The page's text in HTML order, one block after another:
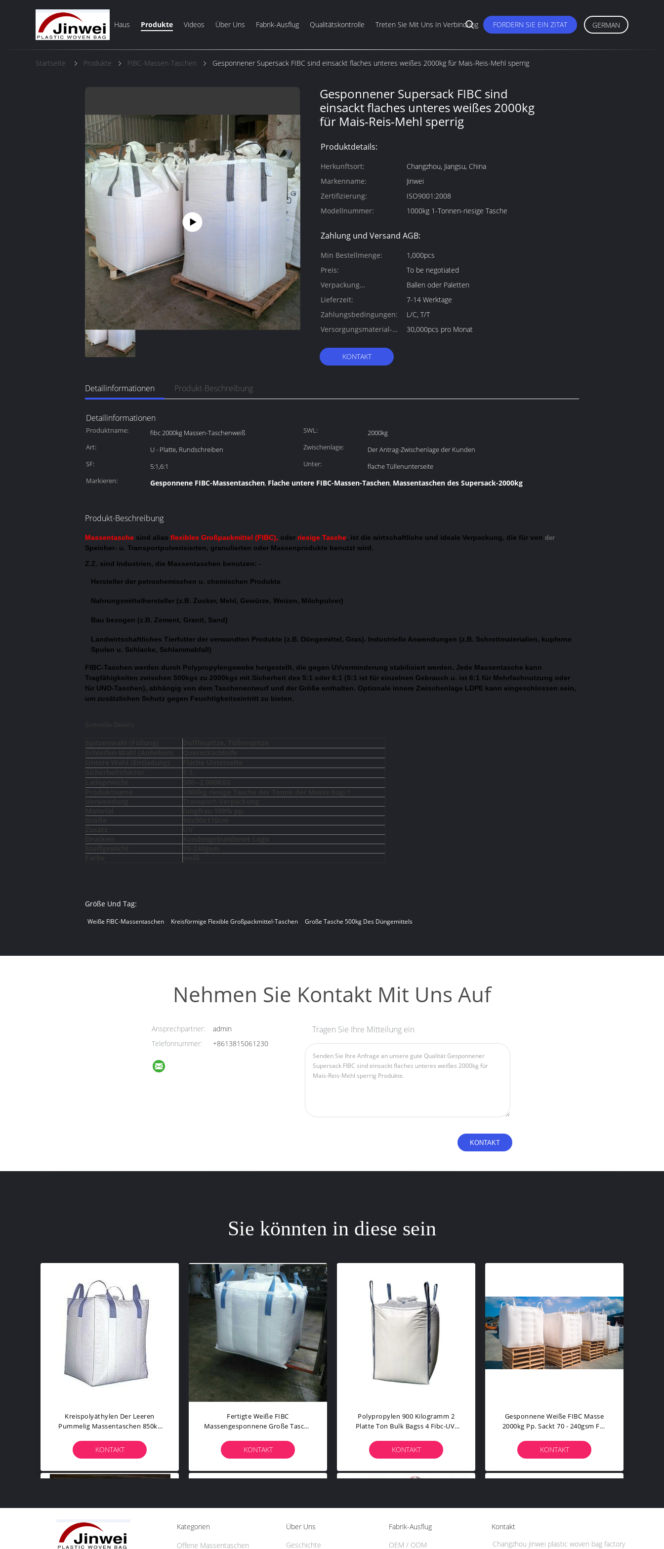
Haus Produkte Videos Über Uns Fabrik-Ausflug Qualitätskontrolle Treten Sie Mit Uns In Verbindung FORDERN SIE EIN ZITAT GERMAN
Startseite Produkte FIBC-Massen-Taschen Gesponnener Supersack FIBC sind einsackt flaches unteres weißes 2000kg für Mais-Reis-Mehl sperrig
Gesponnener Supersack FIBC sind
einsackt flaches unteres weißes 2000kg
für Mais-Reis-Mehl sperrig
Produktdetails:
Herkunftsort:
Changzhou, Jiangsu, China
Markenname:
Jinwei
Zertifizierung:
ISO9001:2008
Modellnummer:
1000kg 1-Tonnen-riesige Tasche
Zahlung und Versand AGB:
Min Bestellmenge:
1,000pcs
Preis:
To be negotiated
Verpackung
Informationen:
Ballen oder Paletten
Lieferzeit:
7-14 Werktage
Zahlungsbedingungen:
L/C, T/T
Versorgungsmaterial-
30,000pcs pro Monat
KONTAKT
Detailinformationen Produkt-Beschreibung
Detailinformationen
Produktname: fibc 2000kg Massen-Taschenweiß SWL:
2000kg
Art:
U - Platte, Rundschreiben Zwischenlage:
Der Antrag-Zwischenlage der Kunden
SF:
5:1,6:1 Unter:
flache Tüllenunterseite
Markieren:
Gesponnene FIBC-Massentaschen, Flache untere FIBC-Massen-Taschen, Massentaschen des Supersack-2000kg
Produkt-Beschreibung
Massentasche sind alias flexibles Großpackmittel (FIBC), oder riesige Tasche, ist die wirtschaftliche und ideale Verpackung, die für von der
Speicher- u. Transportpulverisierten, granulierten oder Massenprodukte benutzt wird.
Z.Z. sind Industrien, die Massentaschen benutzen: -
Hersteller der petrochemischen u. chemischen Produkte
Nahrungsmittelhersteller (z.B. Zucker, Mehl, Gewürze, Weizen, Milchpulver)
Bau bezogen (z.B. Zement, Granit, Sand)
Landwirtschaftliches Tierfutter der verwandten Produkte (z.B. Düngemittel, Gras). Industrielle Anwendungen (z.B. Schrottmaterialien, kupferne
Spulen u. Schlacke, Schlammabfall)
FIBC-Taschen werden durch Polypropylengewebe hergestellt, die gegen UVverminderung stabilisiert werden. Jede Massentasche kann
Tragfähigkeiten zwischen 500kgs zu 2000kgs mit Sicherheit des 5:1 oder 6:1 (5:1 ist für einzelnen Gebrauch u. ist 6:1 für Mehrfachnutzung oder
für UNO-Taschen), abhängig von dem Taschenentwurf und der Größe enthalten. Optionale innere Zwischenlage LDPE kann eingeschlossen sein,
um zusätzlichen Schutz gegen Feuchtigkeitseintritt zu bieten.
Größe Und Tag:
Weiße FIBC-Massentaschen Kreisförmige Flexible Großpackmittel-Taschen Große Tasche 500kg Des Düngemittels
Nehmen Sie Kontakt Mit Uns Auf
Ansprechpartner:
admin
Telefonnummer:
+8613815061230
Tragen Sie Ihre Mitteilung ein
Sie könnten in diese sein
Kreispolyäthylen Der Leeren
Pummelig Massentaschen 850kg
KONTAKT
Fertigte Weiße FIBC
Massengesponnene Große Tasche
2000kg Pp. Besonders An
KONTAKT
Polypropylen 900 Kilogramm 2
Platte Ton Bulk Bagss 4 Fibc-UV-
KONTAKT
Gesponnene Weiße FIBC Masse
2000kg Pp. Sackt 70 - 240gsm Für
KONTAKT
Kategorien
Offene Massentaschen
Über Uns
Geschichte
Fabrik-Ausflug
OEM / ODM
Kontakt
Changzhou jinwei plastic woven bag factory